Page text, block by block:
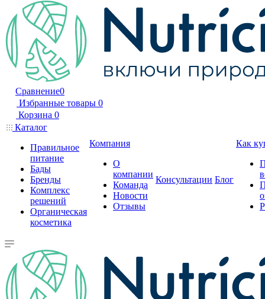
Сравнение0
Избранные товары 0
Корзина 0
Каталог
Правильное
питание
Бады
Бренды
Комплекс
решений
Органическая
косметика
Компания
О
компании
Команда
Новости
Отзывы
Консультации Блог
Как